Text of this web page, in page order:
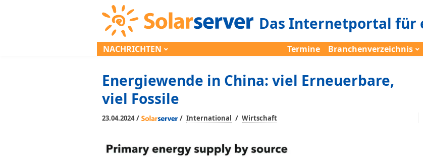
Das Internetportal für
NACHRICHTEN Termine Branchenverzeichnis
Energiewende in China: viel Erneuerbare,
viel Fossile
23.04.2024/ / International / Wirtschaft